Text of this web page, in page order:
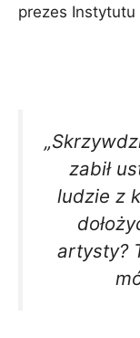
prezes Instytutu
zabił
ludzie z
artysty?